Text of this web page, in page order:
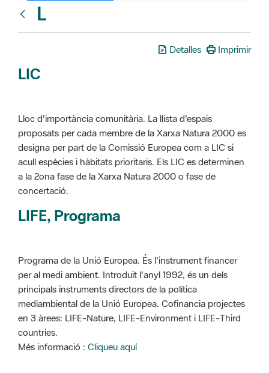
L
Detalles Imprimir
LIC
Lloc d'importància comunitària. La llista d'espais
proposats per cada membre de la Xarxa Natura 2000 es
designa per part de la Comissió Europea com a LIC si
acull espècies i hàbitats prioritaris. Els LIC es determinen
a la 2ona fase de la Xarxa Natura 2000 o fase de
concertació.
LIFE, Programa
Programa de la Unió Europea. És l'instrument financer
per al medi ambient. Introduït l'anyl 1992, és un dels
principals instruments directors de la política
mediambiental de la Unió Europea. Cofinancia projectes
en 3 àrees: LIFE-Nature, LIFE-Environment i LIFE-Third
countries.
Més informació : Cliqueu aquí